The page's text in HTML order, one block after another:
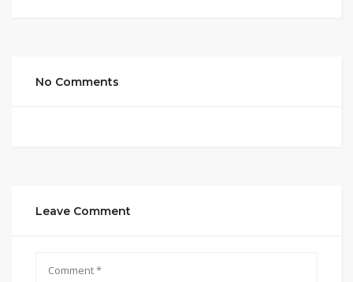
No Comments
Leave Comment